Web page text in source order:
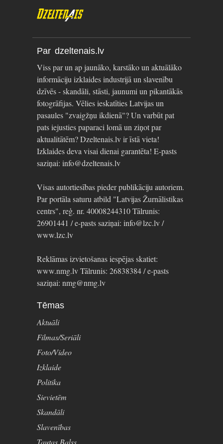
Par dzeltenais.lv
Viss par un ap jaunāko, karstāko un aktuālāko
informāciju izklaides industrijā un slavenību
dzīvēs - skandāli, stāsti, jaunumi un pikantākās
fotogrāfijas. Vēlies ieskatīties Latvijas un
pasaules "zvaigžņu ikdienā"? Un varbūt pat
pats iejusties paparaci lomā un ziņot par
aktualitātēm? Dzeltenais.lv ir īstā vieta!
Izklaides deva visai dienai garantēta! E-pasts
saziņai: info@dzeltenais.lv
Visas autortiesības pieder publikāciju autoriem.
Par portāla saturu atbild "Latvijas Žurnālistikas
centrs", reģ. nr. 40008244310 Tālrunis:
26901441 / e-pasts saziņai: info@lzc.lv /
www.lzc.lv
Reklāmas izvietošanas iespējas skatiet:
www.nmg.lv Tālrunis: 26838384 / e-pasts
saziņai: nmg@nmg.lv
Tēmas
Aktuāli
Filmas/Seriāli
Foto/Video
Izklaide
Politika
Sievietēm
Skandāli
Slavenības